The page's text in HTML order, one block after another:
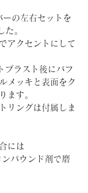
の左右セットを
た。
アクセントにして
ブラスト後にバフ
メッキと表面をク
ます。
リングは付属しま
には
パウンド剤で磨